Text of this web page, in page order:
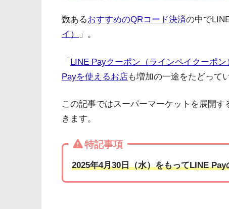
数あるおすすめのQRコード決済の中で
イ）
」。
「 LINE Payクーポン（ラインペイクーポン
Payを使えるお店も増加の一途をたどって
この記事ではスーパーマーケットを展開す
きます。
特記事項
2025年4月30日（水）をもってLINE